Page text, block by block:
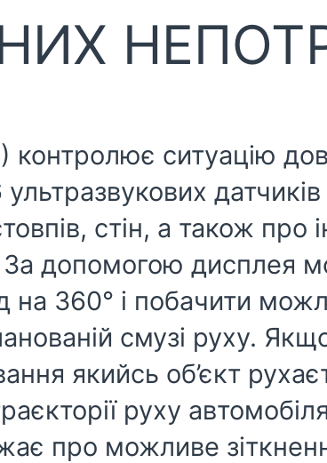
контролює ситуацію
датчиків
стін, а також про
За допомогою дисплея
на 360° і побачити
смузі руху.
якийсь об’єкт
руху
про можливе